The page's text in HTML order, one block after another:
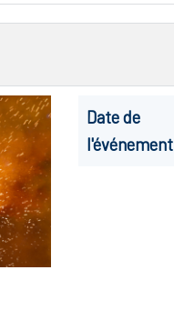
Date de
l'événement